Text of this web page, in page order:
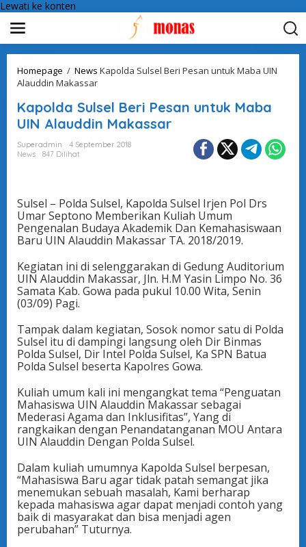
Lewati ke konten
Homepage / News Kapolda Sulsel Beri Pesan untuk Maba UIN
Alauddin Makassar
Kapolda Sulsel Beri Pesan untuk Maba
UIN Alauddin Makassar
Superadmin
4 September 2018
News
847 Dilihat
Sulsel – Polda Sulsel, Kapolda Sulsel Irjen Pol Drs
Umar Septono Memberikan Kuliah Umum
Pengenalan Budaya Akademik Dan Kemahasiswaan
Baru UIN Alauddin Makassar TA. 2018/2019.
Kegiatan ini di selenggarakan di Gedung Auditorium
UIN Alauddin Makassar, Jln. H.M Yasin Limpo No. 36
Samata Kab. Gowa pada pukul 10.00 Wita, Senin
(03/09) Pagi.
Tampak dalam kegiatan, Sosok nomor satu di Polda
Sulsel itu di dampingi langsung oleh Dir Binmas
Polda Sulsel, Dir Intel Polda Sulsel, Ka SPN Batua
Polda Sulsel beserta Kapolres Gowa.
Kuliah umum kali ini mengangkat tema “Penguatan
Mahasiswa UIN Alauddin Makassar sebagai
Mederasi Agama dan Inklusifitas”, Yang di
rangkaikan dengan Penandatanganan MOU Antara
UIN Alauddin Dengan Polda Sulsel.
Dalam kuliah umumnya Kapolda Sulsel berpesan,
“Mahasiswa Baru agar tidak patah semangat jika
menemukan sebuah masalah, Kami berharap
kepada mahasiswa agar dapat menjadi contoh yang
baik di masyarakat dan bisa menjadi agen
perubahan” Tuturnya.